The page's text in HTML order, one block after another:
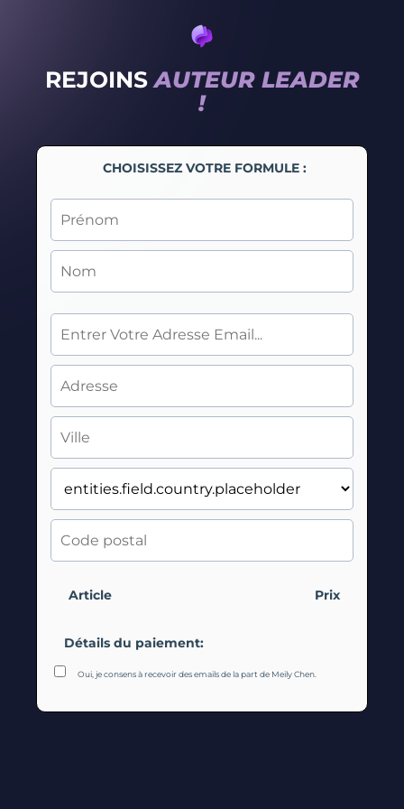
REJOINSAUTEUR LEADER
!
CHOISISSEZ VOTRE FORMULE :
Article Prix
Détails du paiement:
Oui, je consens à recevoir des emails de la part de Meily Chen.